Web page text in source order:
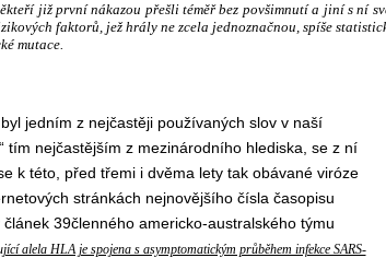
již první nákazou přešli téměř bez povšimnutí a jiní s ní
faktorů, jež hrály ne zcela jednoznačnou, spíše
mutace.
jedním z nejčastěji používaných slov v naší
tím nejčastějším z mezinárodního hlediska, se z ní
k této, před třemi i dvěma lety tak obávané viróze
stránkách nejnovějšího čísla časopisu
39členného americko-australského týmu
alela HLA je spojena s asymptomatickým průběhem infekce SARS-